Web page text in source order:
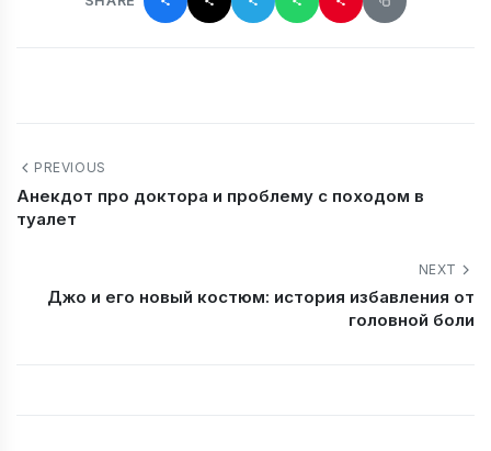
PREVIOUS
Анекдот про доктора и проблему с походом в
туалет
NEXT
Джо и его новый костюм: история избавления от
головной боли